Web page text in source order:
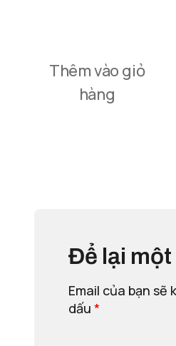
Thêm vào giỏ
hàng
Để lại
Email của bạn sẽ
dấu *